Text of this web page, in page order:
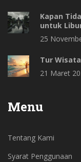
Kapan
untuk
25
Tur
21 Maret
Menu
Tentang Kami
Syarat Penggunaan